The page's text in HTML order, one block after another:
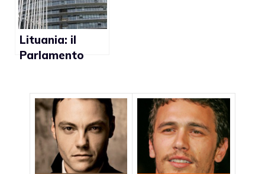
Lituania: il
Parlamento
legge che
criminalizza le
relazioni gay